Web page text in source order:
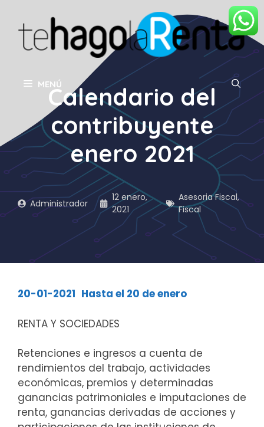
contenido
MENÚ
Calendario del
contribuyente
enero 2021
Administrador
12 enero,
2021
Asesoria Fiscal,
Fiscal
20-01-2021 Hasta el 20 de enero
RENTA Y SOCIEDADES
Retenciones e ingresos a cuenta de
rendimientos del trabajo, actividades
económicas, premios y determinadas
ganancias patrimoniales e imputaciones de
renta, ganancias derivadas de acciones y